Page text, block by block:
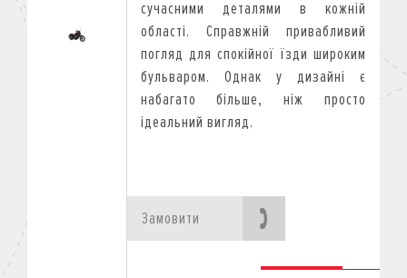
сучасними деталями в кожній
області. Справжній привабливий
погляд для спокійної їзди широким
бульваром. Однак у дизайні є
набагато більше, ніж просто
ідеальний вигляд.
Замовити